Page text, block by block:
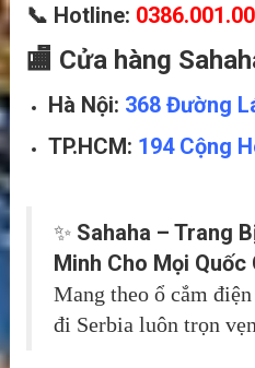
📞 Hotline:
🏬 Cửa hàng
Hà Nội: 368 Đường
TP.HCM: 194 Cộng
✨ Sahaha – Trang
Minh Cho Mọi Quốc
Mang theo ổ cắm
đi Serbia luôn trọn